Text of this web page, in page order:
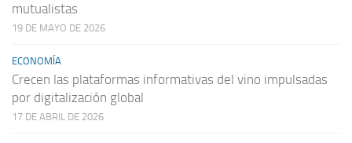
mutualistas
19 DE MAYO DE 2026
ECONOMÍA
Crecen las plataformas informativas del vino impulsadas
por digitalización global
17 DE ABRIL DE 2026